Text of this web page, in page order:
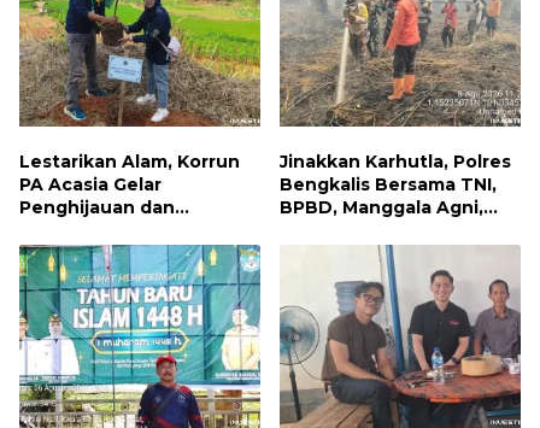
Lestarikan Alam, Korrun
PA Acasia Gelar
Penghijauan dan
Wujudkan Kepedulian
Lingkungan
Jinakkan Karhutla, Polres
Bengkalis Bersama TNI,
BPBD, Manggala Agni,
Berjibaku di Siak Kecil
dan Mandau